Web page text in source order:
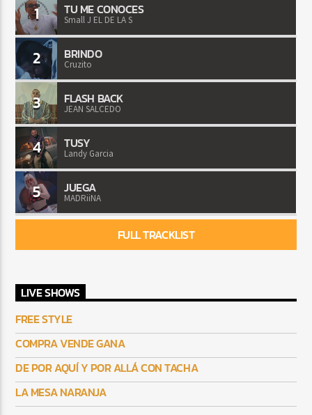
1 TU ME CONOCES
Small J EL DE LA S
2 BRINDO
Cruzito
3 FLASH BACK
JEAN SALCEDO
4 TUSY
Landy Garcia
5 JUEGA
MADRiiNA
FULL TRACKLIST
LIVE SHOWS
FREE STYLE
COMPRA VENDE GANA
DE POR AQUÍ Y POR ALLÁ CON TACHA
LA MESA NARANJA